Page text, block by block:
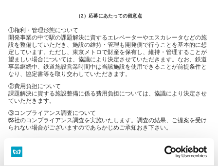
（2）応募にあたっての留意点
①権利・管理形態について
開発事業の中で駅の課題解決に資するエレベーターやエスカレータなどの施
設を整備していただき、施設の維持・管理も開発側で行うことを基本的に想
定しています。ただし、東京メトロで財産を保有し、維持・管理することが
望ましい場合については、協議により決定させていただきます。なお、鉄道
事業継続中、鉄道施設営業時間中は当該施設を使用できることが前提条件と
なり、協定書等を取り交わしていただきます。
②費用負担について
課題解決に資する施設整備に係る費用負担については、協議により決定させ
ていただきます。
③コンプライアンス調査について
弊社のコンプライアンス調査を実施いたします。調査の結果、ご提案を受け
られない場合がございますのであらかじめご承知おき下さい。